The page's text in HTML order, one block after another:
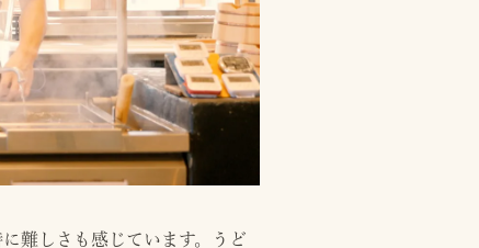
難しさも感じています。うど